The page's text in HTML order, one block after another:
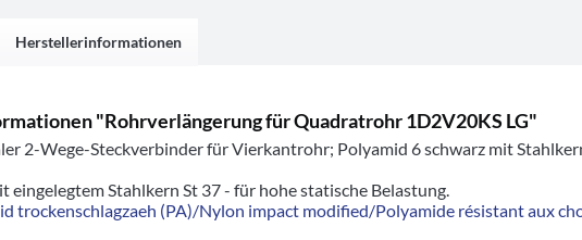
Herstellerinformationen
"Rohrverlängerung für Quadratrohr 1D2V20KS LG"
2-Wege-Steckverbinder für Vierkantrohr; Polyamid 6 schwarz mit
eingelegtem Stahlkern St 37 - für hohe statische Belastung.
trockenschlagzaeh (PA)/Nylon impact modified/Polyamide résistant aux